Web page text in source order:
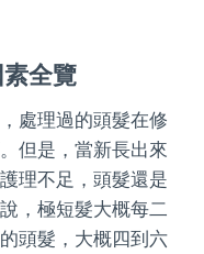
全覽
處理過的頭髮在修
但是，當新長出來
理不足，頭髮還是
，極短髮大概每二
頭髮，大概四到六